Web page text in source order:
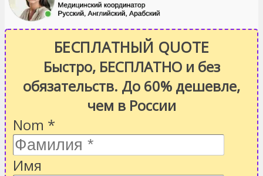
БЕСПЛАТНЫЙ QUOTE
Быстро, БЕСПЛАТНО и без
обязательств. До 60% дешевле,
чем в России
Nom *
Имя